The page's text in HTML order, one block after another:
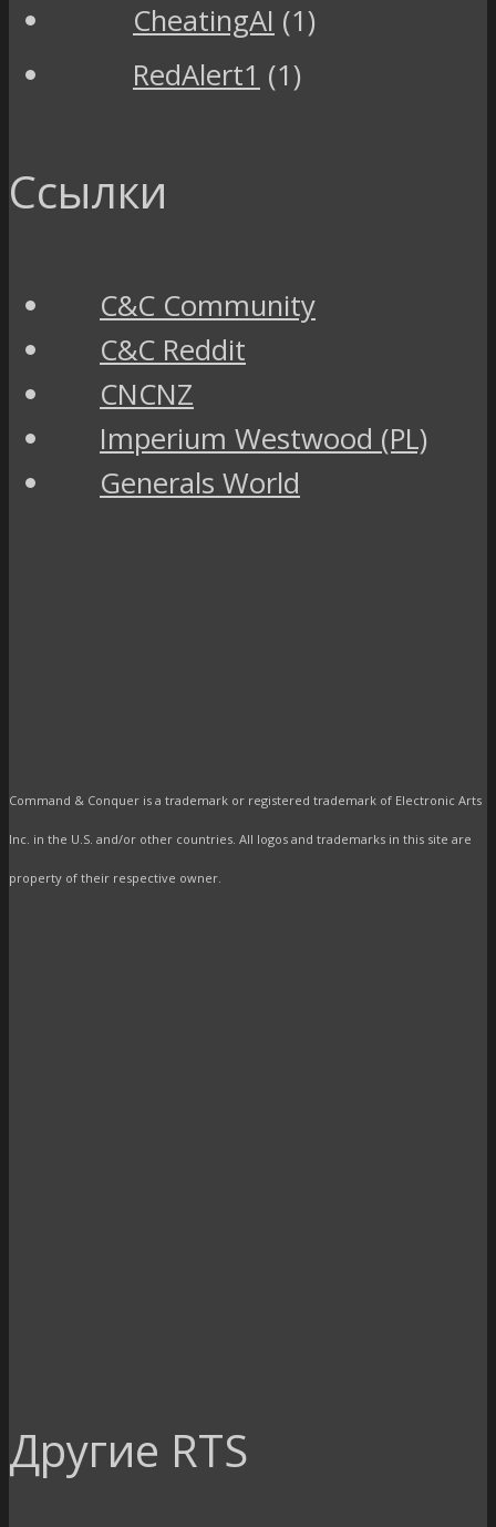
CheatingAI (1)
RedAlert1 (1)
Ссылки
C&C Community
C&C Reddit
CNCNZ
Imperium Westwood (PL)
Generals World
Command & Conquer is a trademark or registered trademark of Electronic Arts
Inc. in the U.S. and/or other countries. All logos and trademarks in this site are
property of their respective owner.
Другие RTS